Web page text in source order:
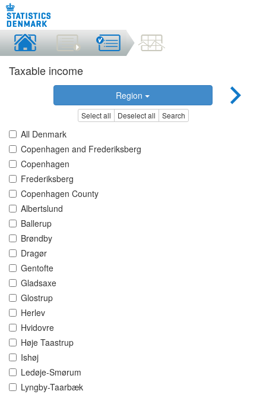
Taxable income
Region
Select all Deselect all Search
All Denmark
Copenhagen and Frederiksberg
Copenhagen
Frederiksberg
Copenhagen County
Albertslund
Ballerup
Brøndby
Dragør
Gentofte
Gladsaxe
Glostrup
Herlev
Hvidovre
Høje Taastrup
Ishøj
Ledøje-Smørum
Lyngby-Taarbæk